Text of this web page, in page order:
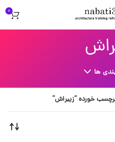
0
ها
خورده “زیبراش”